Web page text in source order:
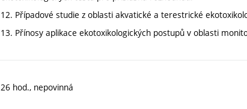
12. Případové studie z oblasti akvatické a terestrické
13. Přínosy aplikace ekotoxikologických postupů v oblasti
26 hod., nepovinná